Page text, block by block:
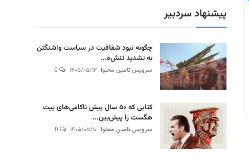
پیشنهاد سردبیر
چگونه نبودِ شفافیت در سیاست واشنگتن
به تشدید تنش‌ه...
سرویس تامین محتوا ۱۴۰۵/۰۵/۱۲ 0
کتابی که ۵۰ سال پیش ناکامی‌های پیت
هگست را پیش‌بین...
سرویس تامین محتوا ۱۴۰۵/۰۵/۱۰ 0